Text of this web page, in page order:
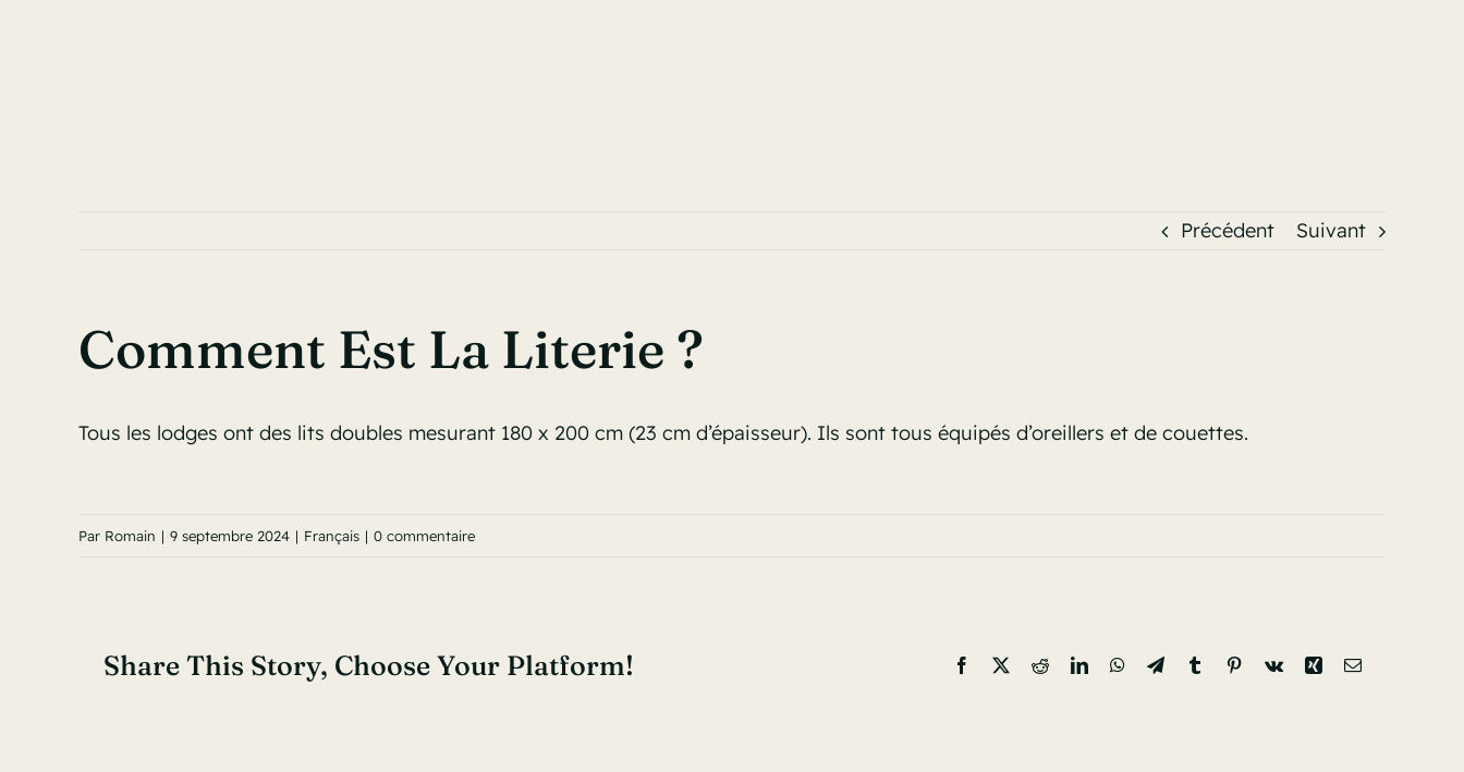
Précédent Suivant
Comment Est La Literie ?
Tous les lodges ont des lits doubles mesurant 180 x 200 cm (23 cm d’épaisseur). Ils sont tous équipés d’oreillers et de couettes.
Par Romain | 9 septembre 2024 | Français | 0 commentaire
Share This Story, Choose Your Platform! Facebook
X RedditLinkedInWhatsApp
TelegramTumblrPinterest
Vk Xing Email